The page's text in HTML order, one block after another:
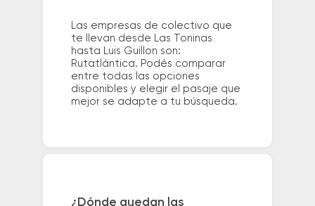
Las empresas de colectivo que
te llevan desde Las Toninas
hasta Luis Guillon son:
Rutatlántica. Podés comparar
entre todas las opciones
disponibles y elegir el pasaje que
mejor se adapte a tu búsqueda.
¿Dónde quedan las